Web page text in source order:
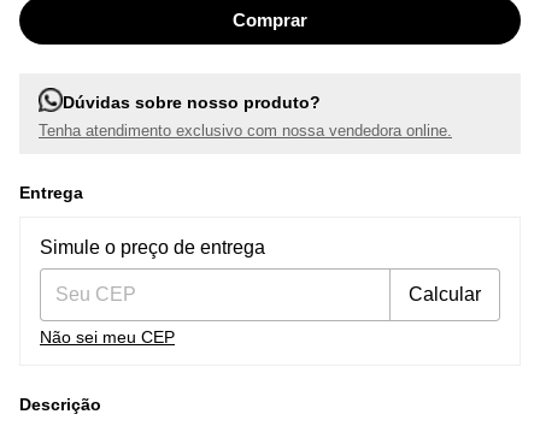
Dúvidas sobre nosso produto?
Tenha atendimento exclusivo com nossa vendedora online.
Entrega
Entregas para o CEP:
Simule o preço de entrega
Calcular
Não sei meu CEP
Descrição